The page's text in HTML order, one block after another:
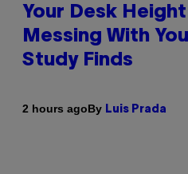
Your Desk
Messing With
Study Finds
2 hours agoBy Luis Prada